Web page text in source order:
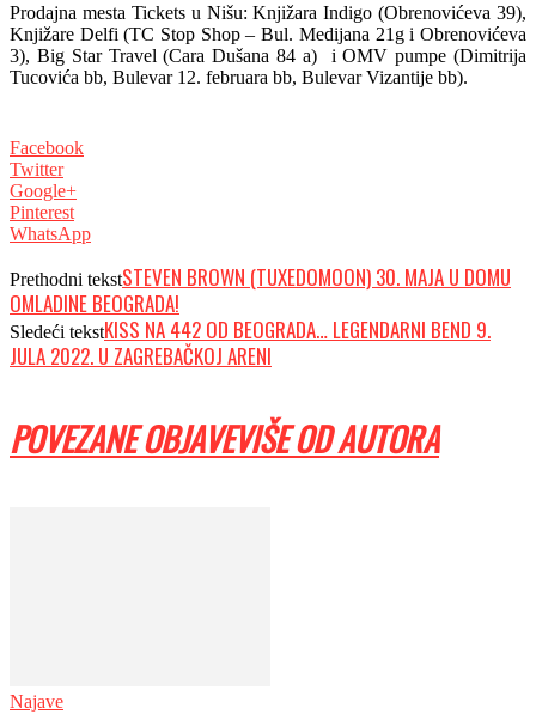
Prodajna mesta Tickets u Nišu:Knjižara Indigo (Obrenovićeva 39),
Knjižare Delfi (TC Stop Shop – Bul. Medijana 21g i Obrenovićeva
3), Big Star Travel (Cara Dušana 84 a) i OMV pumpe (Dimitrija
Tucovića bb, Bulevar 12. februara bb, Bulevar Vizantije bb).
Facebook
Twitter
Google+
Pinterest
WhatsApp
Prethodni tekstSTEVEN BROWN (TUXEDOMOON) 30. MAJA U DOMU
OMLADINE BEOGRADA!
Sledeći tekstKISS NA 442 OD BEOGRADA… LEGENDARNI BEND 9.
JULA 2022. U ZAGREBAČKOJ ARENI
POVEZANE OBJAVEVIŠE OD AUTORA
Najave